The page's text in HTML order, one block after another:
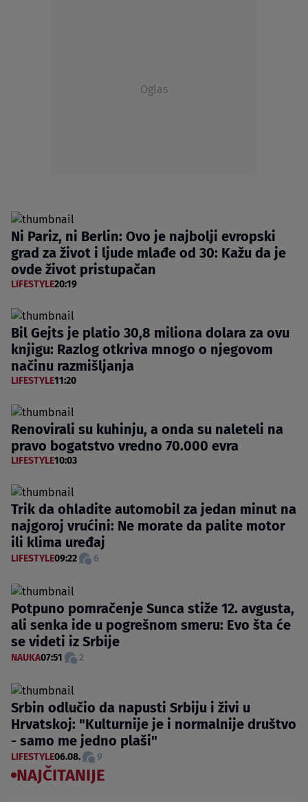
Oglas
Ni Pariz, ni Berlin: Ovo je najbolji evropski
grad za život i ljude mlađe od 30: Kažu da je
ovde život pristupačan
LIFESTYLE20:19
Bil Gejts je platio 30,8 miliona dolara za ovu
knjigu: Razlog otkriva mnogo o njegovom
načinu razmišljanja
LIFESTYLE11:20
Renovirali su kuhinju, a onda su naleteli na
pravo bogatstvo vredno 70.000 evra
LIFESTYLE10:03
Trik da ohladite automobil za jedan minut na
najgoroj vrućini: Ne morate da palite motor
ili klima uređaj
LIFESTYLE09:22 6
Potpuno pomračenje Sunca stiže 12. avgusta,
ali senka ide u pogrešnom smeru: Evo šta će
se videti iz Srbije
NAUKA07:51 2
Srbin odlučio da napusti Srbiju i živi u
Hrvatskoj: "Kulturnije je i normalnije društvo
- samo me jedno plaši"
LIFESTYLE06.08. 9
NAJČITANIJE